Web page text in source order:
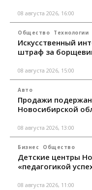
08 августа 2026, 16:00
Общество Технологии
Искусственный
штраф за
08 августа 2026, 15:00
Авто
Продажи
Новосибирской
08 августа 2026, 13:00
Бизнес Общество
Детские центры
«педагогикой
08 августа 2026, 11:00